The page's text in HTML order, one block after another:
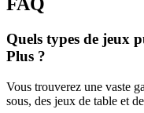
Quels types de jeux
Plus ?
Vous trouverez une vaste
sous, des jeux de table et